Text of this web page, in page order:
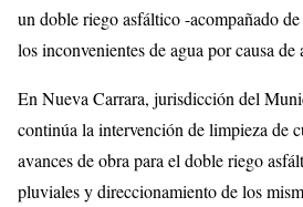
un doble riego asfáltico -acompañado
los inconvenientes de agua por causa de
En Nueva Carrara, jurisdicción del
continúa la intervención de limpieza de
avances de obra para el doble riego
pluviales y direccionamiento de los